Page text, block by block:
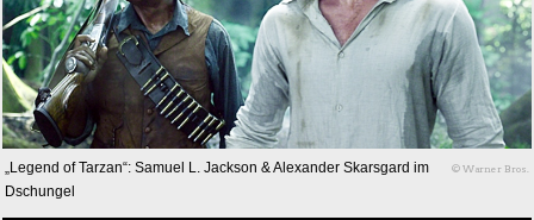
„Legend of Tarzan“: Samuel L. Jackson & Alexander Skarsgard im
Dschungel
© Warner Bros.